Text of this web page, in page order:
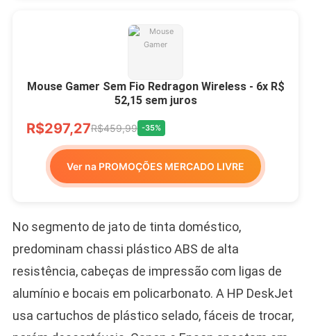
Mouse Gamer Sem Fio Redragon Wireless - 6x R$
52,15 sem juros
R$297,27R$459,99 -35%
Ver na PROMOÇÕES MERCADO LIVRE
No segmento de jato de tinta doméstico,
predominam chassi plástico ABS de alta
resistência, cabeças de impressão com ligas de
alumínio e bocais em policarbonato. A HP DeskJet
usa cartuchos de plástico selado, fáceis de trocar,